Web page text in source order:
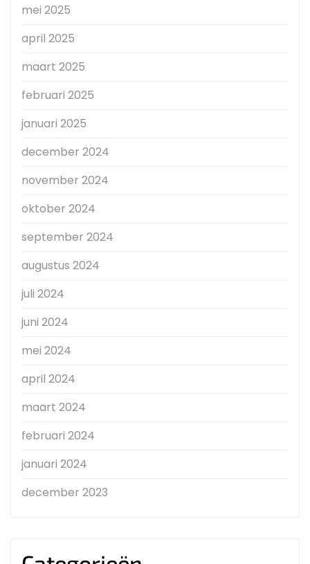
mei 2025
april 2025
maart 2025
februari 2025
januari 2025
december 2024
november 2024
oktober 2024
september 2024
augustus 2024
juli 2024
juni 2024
mei 2024
april 2024
maart 2024
februari 2024
januari 2024
december 2023